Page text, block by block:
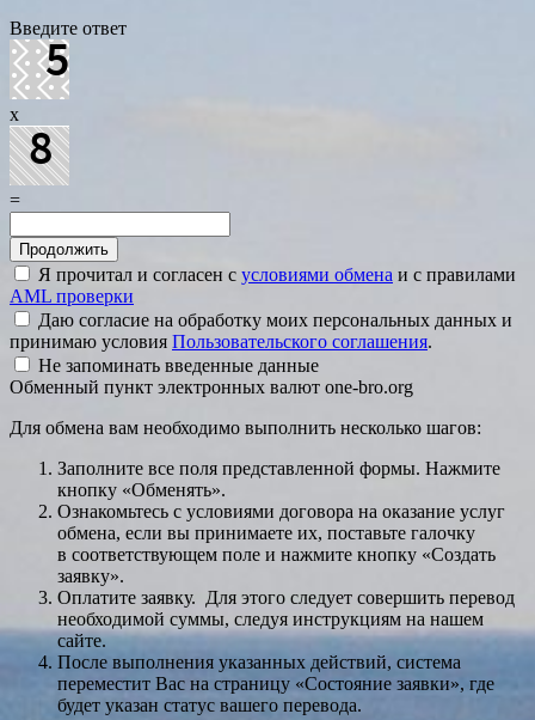
Введите ответ
x
=
Я прочитал и согласен с условиями обмена и с правилами
AML проверки
Даю согласие на обработку моих персональных данных и
принимаю условия Пользовательского соглашения.
Не запоминать введенные данные
Обменный пункт электронных валют one-bro.org
Для обмена вам необходимо выполнить несколько шагов:
Заполните все поля представленной формы. Нажмите
кнопку «Обменять».
Ознакомьтесь с условиями договора на оказание услуг
обмена, если вы принимаете их, поставьте галочку
в соответствующем поле и нажмите кнопку «Создать
заявку».
Оплатите заявку. Для этого следует совершить перевод
необходимой суммы, следуя инструкциям на нашем
сайте.
После выполнения указанных действий, система
переместит Вас на страницу «Состояние заявки», где
будет указан статус вашего перевода.